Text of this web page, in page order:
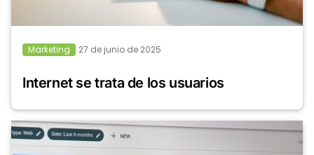
Marketing 27 de junio de 2025
Internet se trata de los usuarios